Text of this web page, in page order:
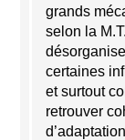
grands
selon la
certaines
et surtout
retrouver